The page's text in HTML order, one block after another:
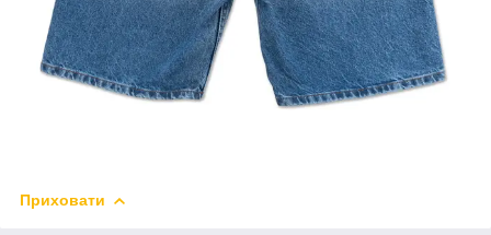
Приховати